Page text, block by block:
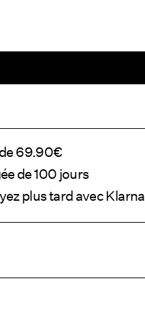
69.90€
de 100 jours
plus tard avec Klarna